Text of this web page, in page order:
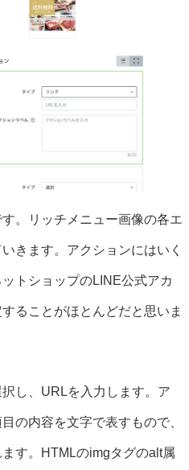
。リッチメニュー画像の各エ
きます。アクションにはいく
トショップのLINE公式アカ
ることがほとんどだと思いま
し、URLを入力します。ア
の内容を文字で表すもので、
す。HTMLのimgタグのalt属